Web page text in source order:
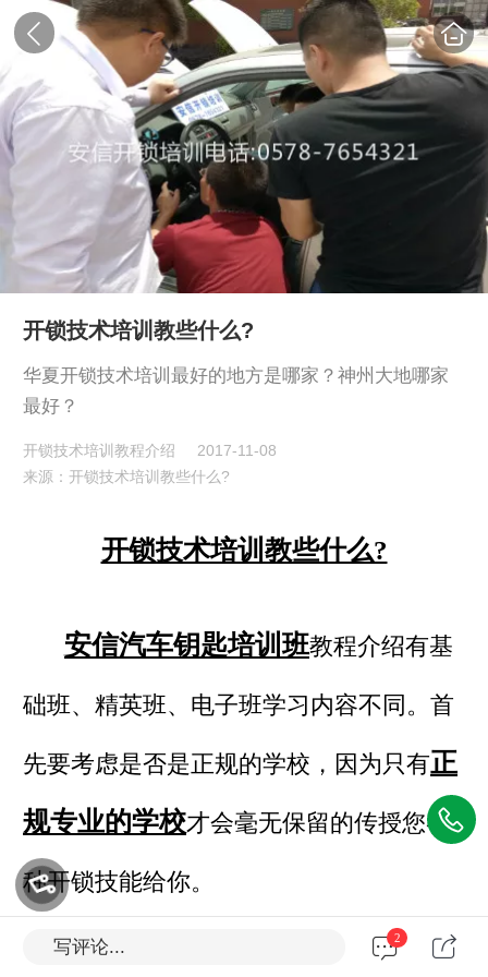
开锁技术培训教些什么?
华夏开锁技术培训最好的地方是哪家？神州大地哪家
最好？
开锁技术培训教程介绍
2017-11-08
来源：开锁技术培训教些什么?
开锁技术培训教些什么?
安信汽车钥匙培训班教程介绍有基
础班、精英班、电子班学习内容不同。 首
先要考虑是否是正规的学校，因为只有正
规专业的学校才会毫无保留的传授您各
种开锁技能给你。
写评论... 2